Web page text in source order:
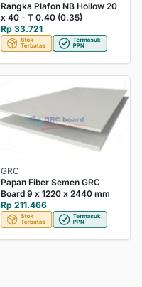
Rangka Plafon NB Hollow 20
x 40 - T 0.40 (0.35)
Rp 33.721
GRC
Papan Fiber Semen GRC
Board 9 x 1220 x 2440 mm
Rp 211.466